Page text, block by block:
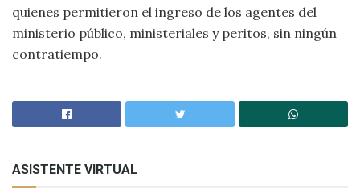
quienes permitieron el ingreso de los agentes del
ministerio público, ministeriales y peritos, sin ningún
contratiempo.
ASISTENTE VIRTUAL